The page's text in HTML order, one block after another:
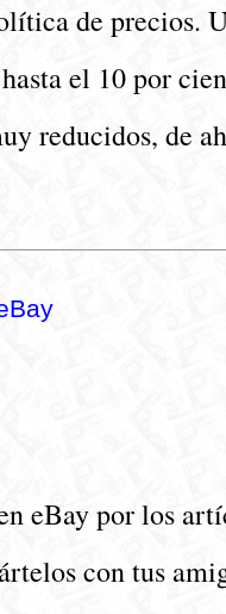
de precios.
el 10 por
reducidos, de
eBay por los
con tus